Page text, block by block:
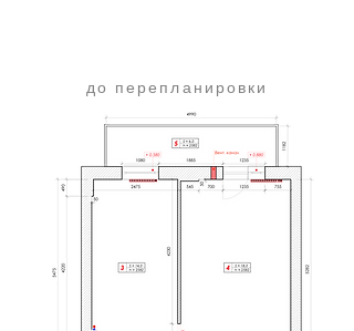
до перепланировки